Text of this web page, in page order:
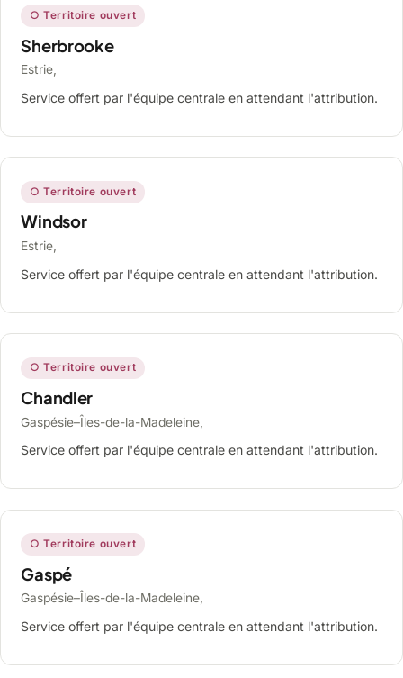
○ Territoire ouvert
Sherbrooke
Estrie,
Service offert par l'équipe centrale en attendant l'attribution.
○ Territoire ouvert
Windsor
Estrie,
Service offert par l'équipe centrale en attendant l'attribution.
○ Territoire ouvert
Chandler
Gaspésie–Îles-de-la-Madeleine,
Service offert par l'équipe centrale en attendant l'attribution.
○ Territoire ouvert
Gaspé
Gaspésie–Îles-de-la-Madeleine,
Service offert par l'équipe centrale en attendant l'attribution.